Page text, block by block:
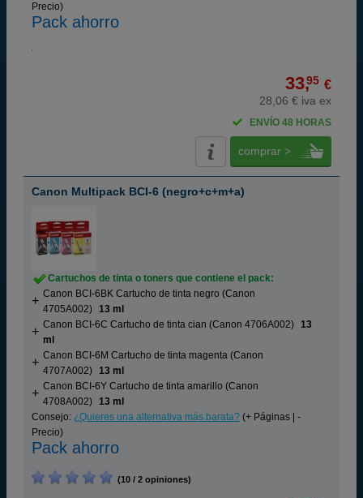
Precio)
Pack ahorro
33,95 €
28,06 € iva ex
ENVÍO 48 HORAS
comprar >
Canon Multipack BCI-6 (negro+c+m+a)
Cartuchos de tinta o toners que contiene el pack:
Canon BCI-6BK Cartucho de tinta negro (Canon
4705A002) 13 ml
Canon BCI-6C Cartucho de tinta cian (Canon 4706A002) 13
ml
Canon BCI-6M Cartucho de tinta magenta (Canon
4707A002) 13 ml
Canon BCI-6Y Cartucho de tinta amarillo (Canon
4708A002) 13 ml
Consejo: ¿Quieres una alternativa más barata? (+ Páginas | -
Precio)
Pack ahorro
(10 / 2 opiniones)